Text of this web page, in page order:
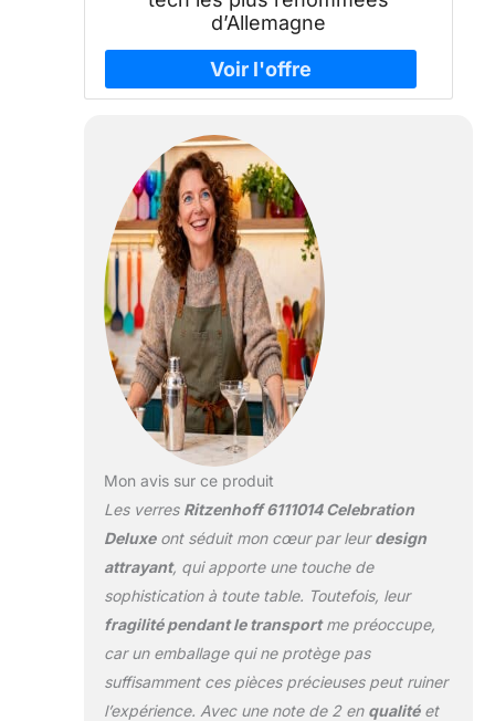
d’Allemagne
Mon avis sur ce produit
Les verres Ritzenhoff 6111014 Celebration
Deluxeont séduit mon cœur par leurdesign
attrayant, qui apporte une touche de
sophistication à toute table. Toutefois, leur
fragilité pendant le transportme préoccupe,
car un emballage qui ne protège pas
suffisamment ces pièces précieuses peut ruiner
l’expérience. Avec une note de 2 en qualitéet